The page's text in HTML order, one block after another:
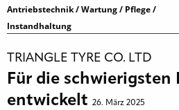
Antriebstechnik / Wartung / Pflege /
Instandhaltung
TRIANGLE TYRE CO. LTD
Für die schwierigsten
entwickelt 26. März 2025